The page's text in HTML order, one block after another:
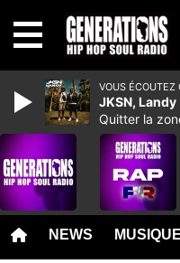
NEWS MUSIQUE
VOUS ÉCOUTEZ
JKSN, Landy
Quitter la